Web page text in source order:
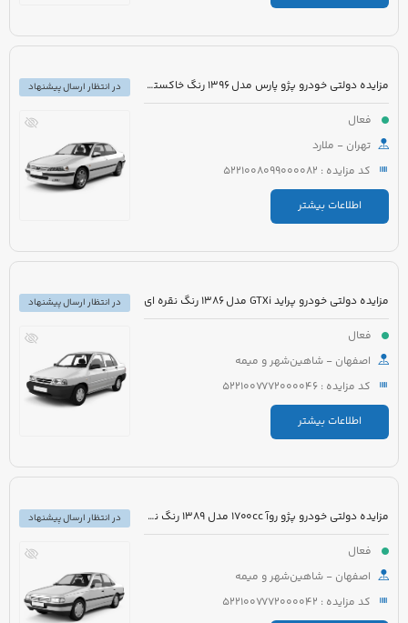
مزایده دولتی خودرو پژو پارس مدل 1396 رنگ خاکستری متالیک
فعال
تهران - ملارد
کد مزایده : 5221008099000082
اطلاعات بیشتر
در انتظار ارسال پیشنهاد
مزایده دولتی خودرو پراید GTXi مدل 1386 رنگ نقره ای
فعال
اصفهان - شاهین‌شهر و میمه
کد مزایده : 5221007772000046
اطلاعات بیشتر
در انتظار ارسال پیشنهاد
مزایده دولتی خودرو پژو روآ 1700cc مدل 1389 رنگ نقره ای متالیک
فعال
اصفهان - شاهین‌شهر و میمه
کد مزایده : 5221007772000042
در انتظار ارسال پیشنهاد